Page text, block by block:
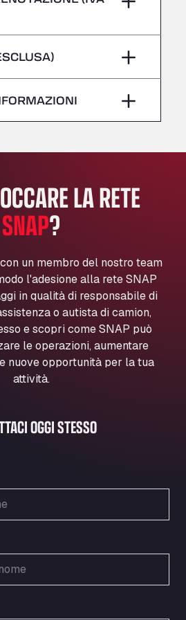
3560
Wash
Ind. del Guadiel, 23210
II
24, 68219
27404
89188
- XXL Truckwash.de
63811
Rico
28300
–
–
LA RETE
SNAP?
un membro del nostro team
l'adesione alla rete SNAP
in qualità di responsabile di
o autista di camion,
e scopri come SNAP può
le operazioni, aumentare
nuove opportunità per la tua
attività.
OGGI STESSO